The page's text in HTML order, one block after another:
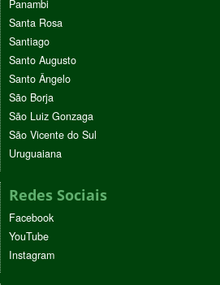
Panambi
Santa Rosa
Santiago
Santo Augusto
Santo Ângelo
São Borja
São Luiz Gonzaga
São Vicente do Sul
Uruguaiana
Redes Sociais
Facebook
YouTube
Instagram